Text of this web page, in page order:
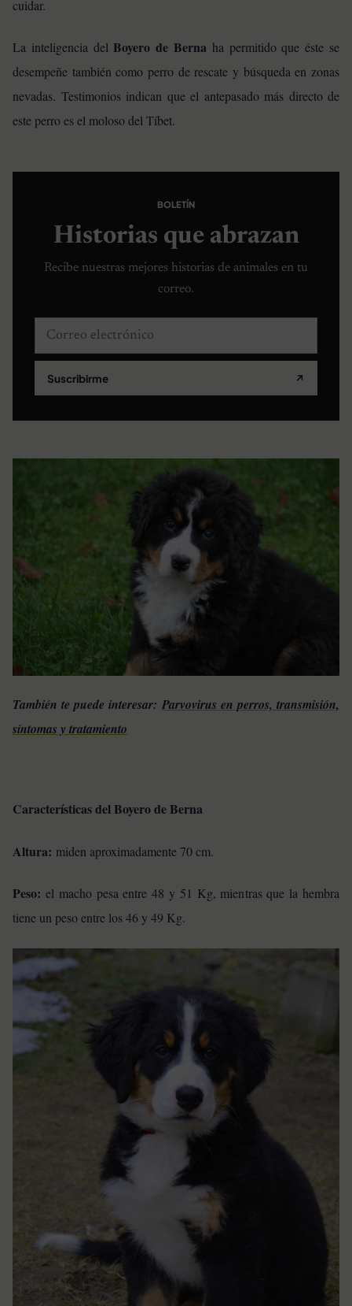
cuidar.
La inteligencia del Boyero de Berna ha permitido que éste se
desempeñe también como perro de rescate y búsqueda en zonas
nevadas. Testimonios indican que el antepasado más directo de
este perro es el moloso del Tíbet.
BOLETÍN
Historias que abrazan
Recibe nuestras mejores historias de animales en tu
correo.
Correo electrónico
Suscribirme ↗
También te puede interesar: Parvovirus en perros, transmisión,
síntomas y tratamiento
Características del Boyero de Berna
Altura: miden aproximadamente 70 cm.
Peso: el macho pesa entre 48 y 51 Kg, mientras que la hembra
tiene un peso entre los 46 y 49 Kg.